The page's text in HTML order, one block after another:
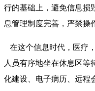
行的基础上，避免信息损
息管理制度完善，严禁操
在这个信息时代，医疗
人员有序地坐在休息区等
化建设、电子病历、远程